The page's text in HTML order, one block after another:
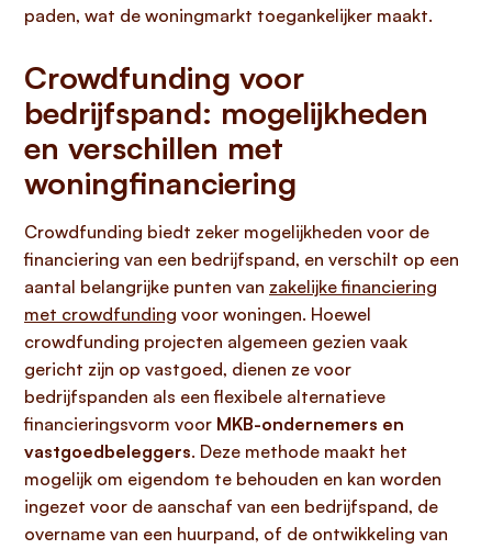
paden, wat de woningmarkt toegankelijker maakt.
Crowdfunding voor
bedrijfspand: mogelijkheden
en verschillen met
woningfinanciering
Crowdfunding biedt zeker mogelijkheden voor de
financiering van een bedrijfspand, en verschilt op een
aantal belangrijke punten van zakelijke financiering
met crowdfunding voor woningen. Hoewel
crowdfunding projecten algemeen gezien vaak
gericht zijn op vastgoed, dienen ze voor
bedrijfspanden als een flexibele alternatieve
financieringsvorm voor MKB-ondernemers en
vastgoedbeleggers. Deze methode maakt het
mogelijk om eigendom te behouden en kan worden
ingezet voor de aanschaf van een bedrijfspand, de
overname van een huurpand, of de ontwikkeling van